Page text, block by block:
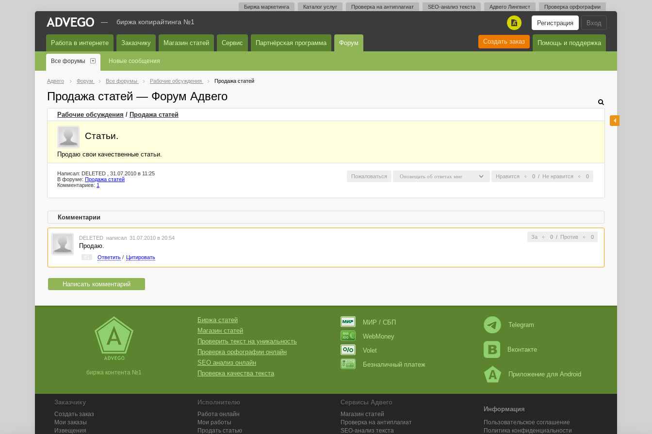
Биржа маркетинга Каталог услуг Проверка на антиплагиат SEO-анализ текста Адвего Лингвист Проверка орфографии
Вход
Регистрация
A
— биржа копирайтинга №1
Работа в интернете Заказчику Магазин статей Сервис Партнёрская программа Форум Помощь и поддержка
Создать заказ
Все форумы Новые сообщения
Адвего Форум Все форумы Рабочие обсуждения Продажа статей
Продажа статей — Форум Адвего
Рабочие обсуждения / Продажа статей
Статьи.
Продаю свои качественные статьи.
Нравится 0 / Не нравится 0
Пожаловаться
Написал: DELETED , 31.07.2010 в 11:25
В форуме: Продажа статей
Комментариев: 1
Комментарии
За 0/ Против 0
DELETED написал 31.07.2010 в 20:54
Продаю.
Ответить/ Цитировать
Написать комментарий
биржа контента №1
Биржа статей
Магазин статей
Проверить текст на уникальность
Проверка орфографии онлайн
SEO анализ онлайн
Проверка качества текста
МИР / СБП
WebMoney
Volet
Безналичный платеж
Telegram
Вконтакте
Приложение для Android
Заказчику
Создать заказ
Мои заказы
Извещения
Исполнителю
Работа онлайн
Мои работы
Продать статью
Сервисы Адвего
Магазин статей
Проверка на антиплагиат
SEO-анализ текста
Информация
Пользовательское соглашение
Политика конфиденциальности